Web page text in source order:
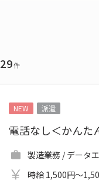
29件
NEW 派遣
電話なし＜かんた
製造業務 / データ
時給 1,500円～